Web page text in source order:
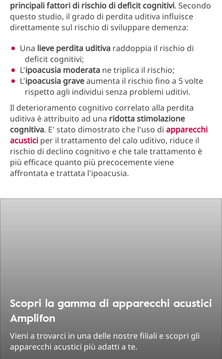
principali fattori di rischio di deficit cognitivi. Secondo
questo studio, il grado di perdita uditiva influisce
direttamente sul rischio di sviluppare demenza:
Una lieve perdita uditiva raddoppia il rischio di
deficit cognitivi;
L'ipoacusia moderata ne triplica il rischio;
L'ipoacusia graveaumenta il rischio fino a 5 volte
rispetto agli individui senza problemi uditivi.
Il deterioramento cognitivo correlato alla perdita
uditiva è attribuito ad una ridotta stimolazione
cognitiva. E' stato dimostrato che l'uso di apparecchi
acustici per il trattamento del calo uditivo, riduce il
rischio di declino cognitivo e che tale trattamento è
più efficace quanto più precocemente viene
affrontata e trattata l'ipoacusia.
Scopri la gamma di apparecchi acustici
Amplifon
Vieni a trovarci in una delle nostre filiali e scopri gli
apparecchi acustici più adatti a te.